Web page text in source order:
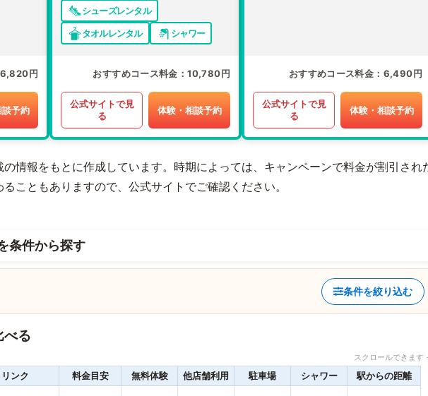
6,820円
予約
シューズレンタル
タオルレンタル
シャワー
おすすめコース料金 10,780円
公式サイトで見
る
体験・相談予約
おすすめコース料金 6,490円
公式サイトで見
る
体験・相談予約
情報をもとに作成しています。時期によっては、キャンペーンで料金が割引され
こともありますので、公式サイトでご確認ください。
条件から探す
条件を絞り込む
べる
スクロールできま
リンク 料金目安 無料体験 他店舗利用 駐車場 シャワー 駅からの距離